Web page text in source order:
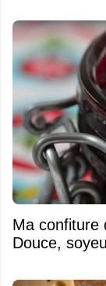
Ma confiture
Douce,